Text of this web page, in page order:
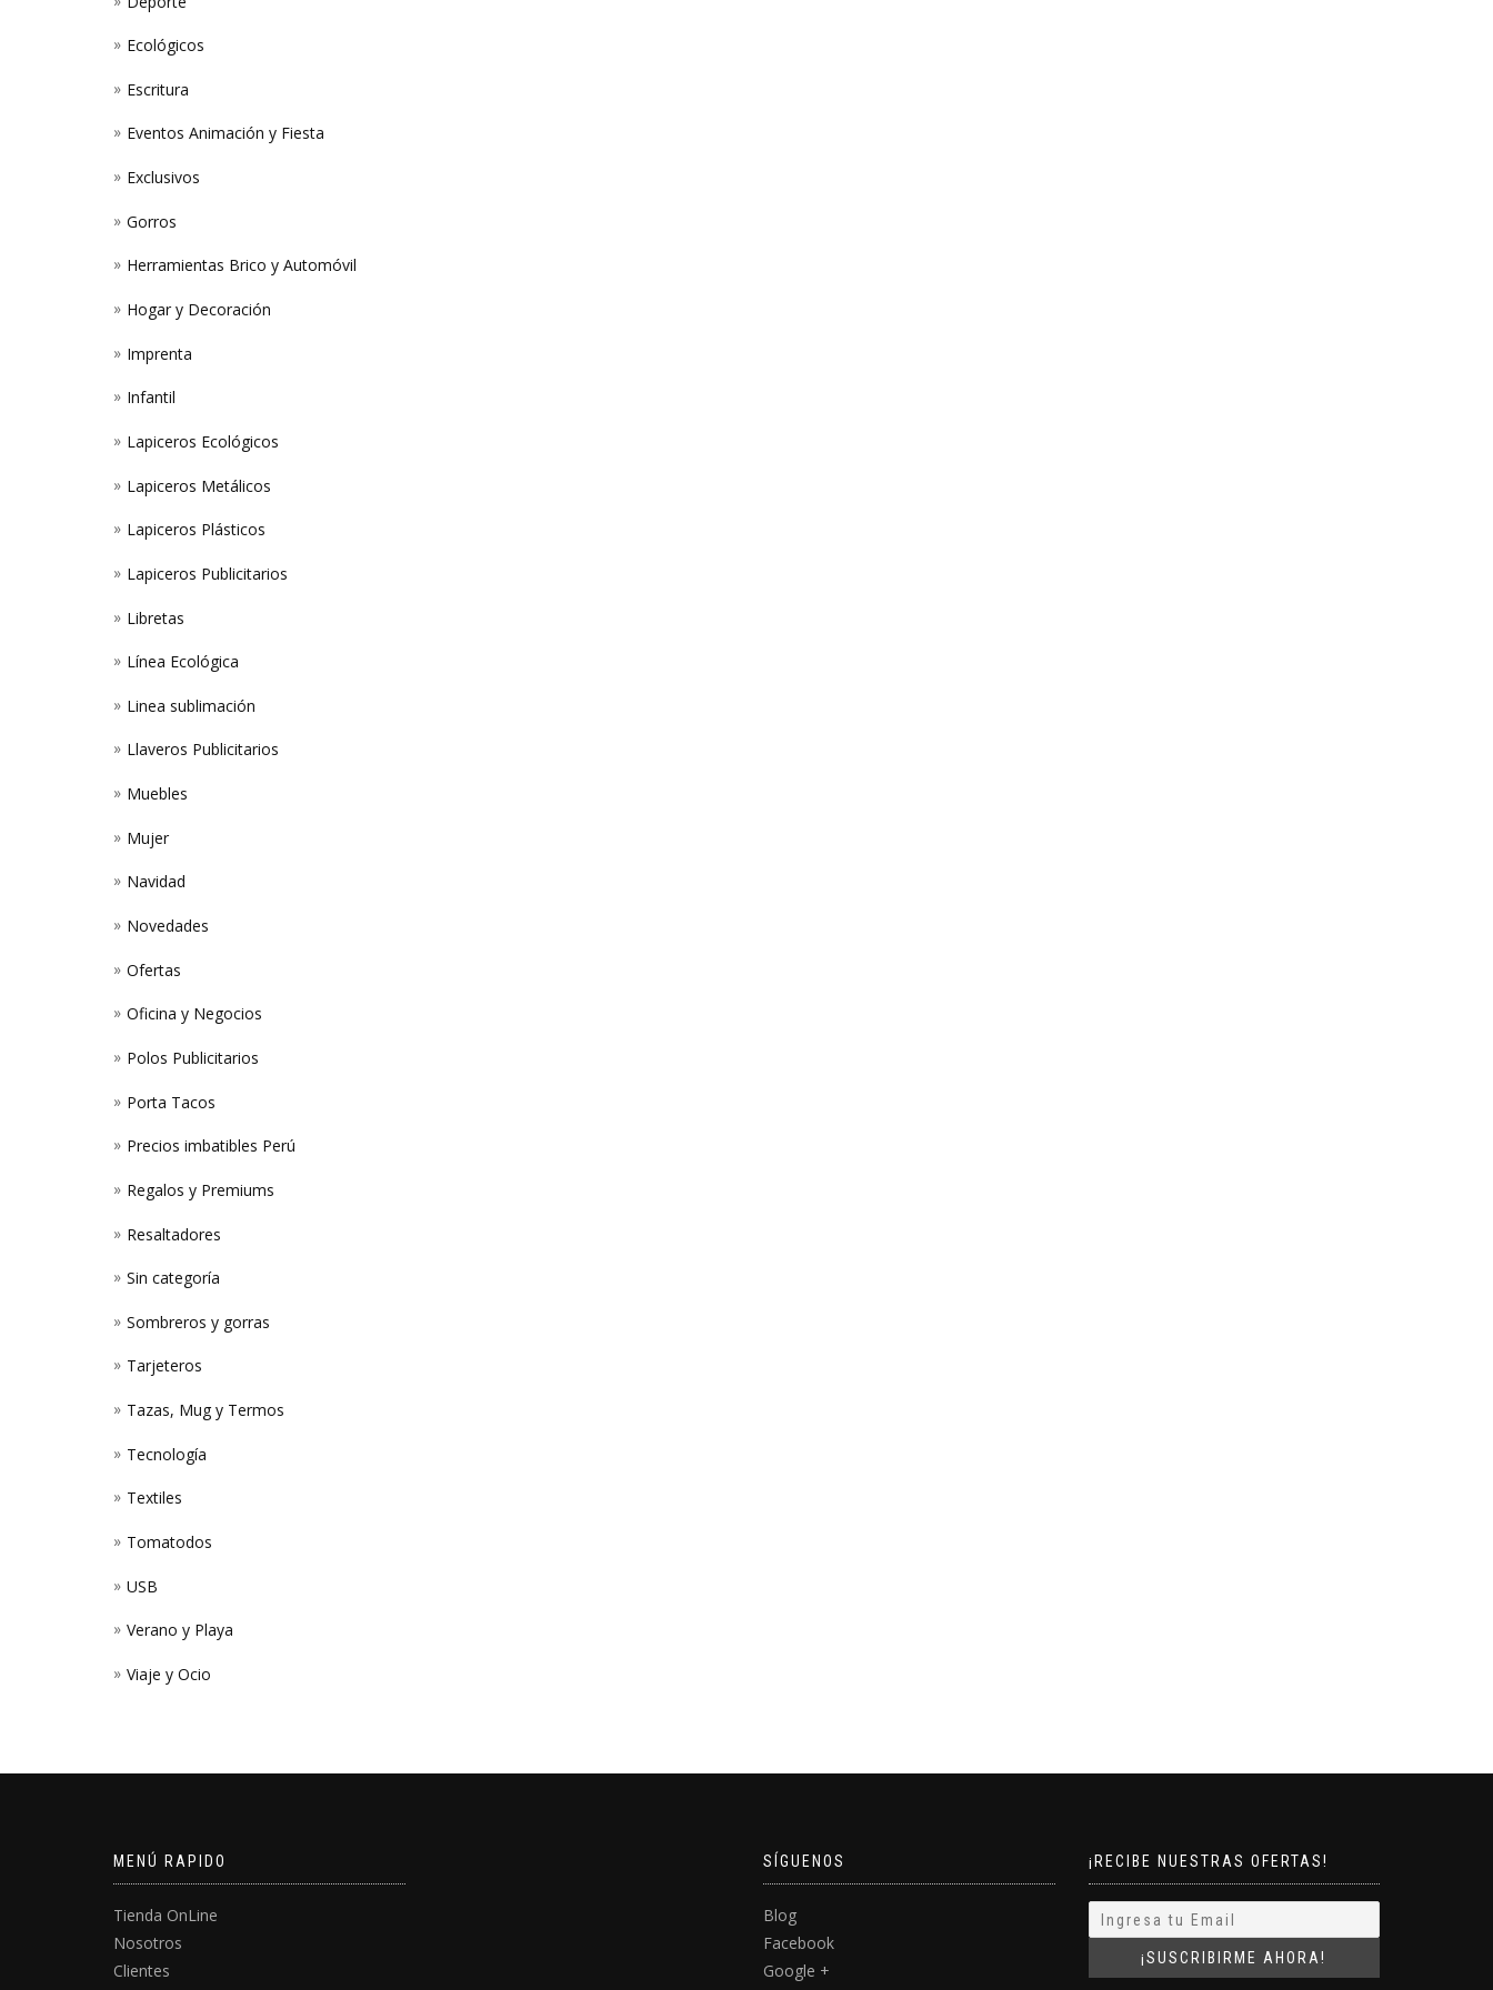
Ecológicos
Escritura
Eventos Animación y Fiesta
Exclusivos
Gorros
Herramientas Brico y Automóvil
Hogar y Decoración
Imprenta
Infantil
Lapiceros Ecológicos
Lapiceros Metálicos
Lapiceros Plásticos
Lapiceros Publicitarios
Libretas
Línea Ecológica
Linea sublimación
Llaveros Publicitarios
Muebles
Mujer
Navidad
Novedades
Ofertas
Oficina y Negocios
Polos Publicitarios
Porta Tacos
Precios imbatibles Perú
Regalos y Premiums
Resaltadores
Sin categoría
Sombreros y gorras
Tarjeteros
Tazas, Mug y Termos
Tecnología
Textiles
Tomatodos
USB
Verano y Playa
Viaje y Ocio
MENÚ RAPIDO
Tienda OnLine
Nosotros
Clientes
SÍGUENOS
Blog
Facebook
Google +
¡RECIBE NUESTRAS OFERTAS!